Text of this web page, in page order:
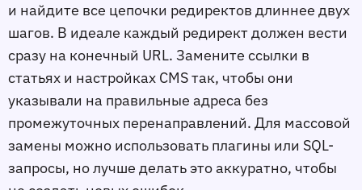
и найдите все цепочки редиректов длиннее двух
шагов. В идеале каждый редирект должен вести
сразу на конечный URL. Замените ссылки в
статьях и настройках CMS так, чтобы они
указывали на правильные адреса без
промежуточных перенаправлений. Для массовой
замены можно использовать плагины или SQL-
запросы, но лучше делать это аккуратно, чтобы